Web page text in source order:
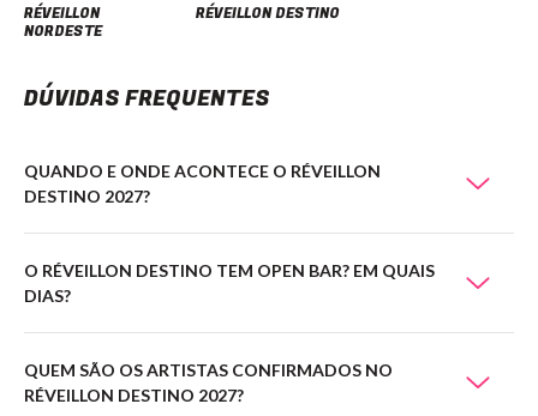
RÉVEILLON
NORDESTE
RÉVEILLON DESTINO
DÚVIDAS FREQUENTES
QUANDO E ONDE ACONTECE O RÉVEILLON
DESTINO 2027?
O RÉVEILLON DESTINO TEM OPEN BAR? EM QUAIS
DIAS?
QUEM SÃO OS ARTISTAS CONFIRMADOS NO
RÉVEILLON DESTINO 2027?